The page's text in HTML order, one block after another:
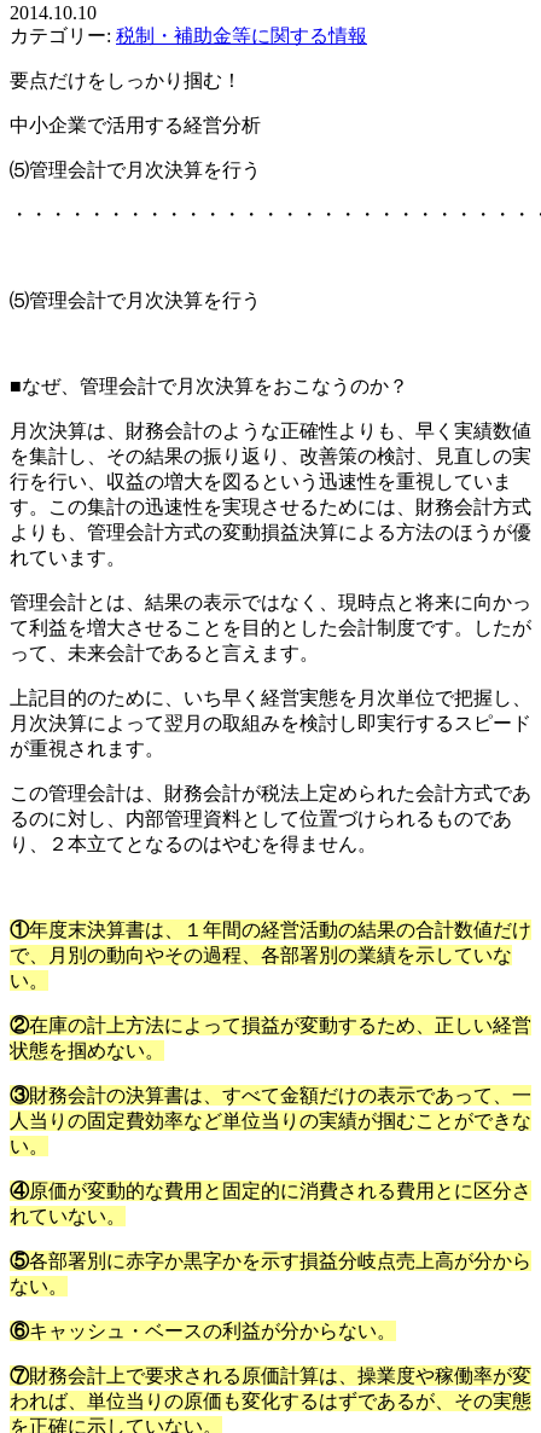
2014.10.10
カテゴリー: 税制・補助金等に関する情報
要点だけをしっかり掴む！
中小企業で活用する経営分析
⑸管理会計で月次決算を行う
・・・・・・・・・・・・・・・・・・・・・・・・・・・
⑸管理会計で月次決算を行う
■なぜ、管理会計で月次決算をおこなうのか？
月次決算は、財務会計のような正確性よりも、早く実績数値
を集計し、その結果の振り返り、改善策の検討、見直しの実
行を行い、収益の増大を図るという迅速性を重視していま
す。この集計の迅速性を実現させるためには、財務会計方式
よりも、管理会計方式の変動損益決算による方法のほうが優
れています。
管理会計とは、結果の表示ではなく、現時点と将来に向かっ
て利益を増大させることを目的とした会計制度です。したが
って、未来会計であると言えます。
上記目的のために、いち早く経営実態を月次単位で把握し、
月次決算によって翌月の取組みを検討し即実行するスピード
が重視されます。
この管理会計は、財務会計が税法上定められた会計方式であ
るのに対し、内部管理資料として位置づけられるものであ
り、２本立てとなるのはやむを得ません。
①年度末決算書は、１年間の経営活動の結果の合計数値だけ
で、月別の動向やその過程、各部署別の業績を示していな
い。
②在庫の計上方法によって損益が変動するため、正しい経営
状態を掴めない。
③財務会計の決算書は、すべて金額だけの表示であって、一
人当りの固定費効率など単位当りの実績が掴むことができな
い。
④原価が変動的な費用と固定的に消費される費用とに区分さ
れていない。
⑤各部署別に赤字か黒字かを示す損益分岐点売上高が分から
ない。
⑥キャッシュ・ベースの利益が分からない。
⑦財務会計上で要求される原価計算は、操業度や稼働率が変
われば、単位当りの原価も変化するはずであるが、その実態
を正確に示していない。